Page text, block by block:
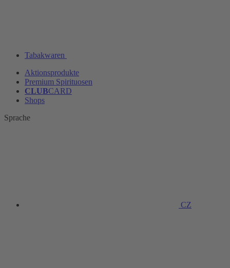
Tabakwaren
Aktionsprodukte
Premium Spirituosen
CLUBCARD
Shops
Sprache
CZ